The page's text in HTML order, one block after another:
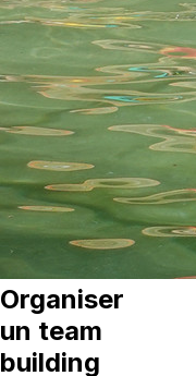
Organiser
un team
building